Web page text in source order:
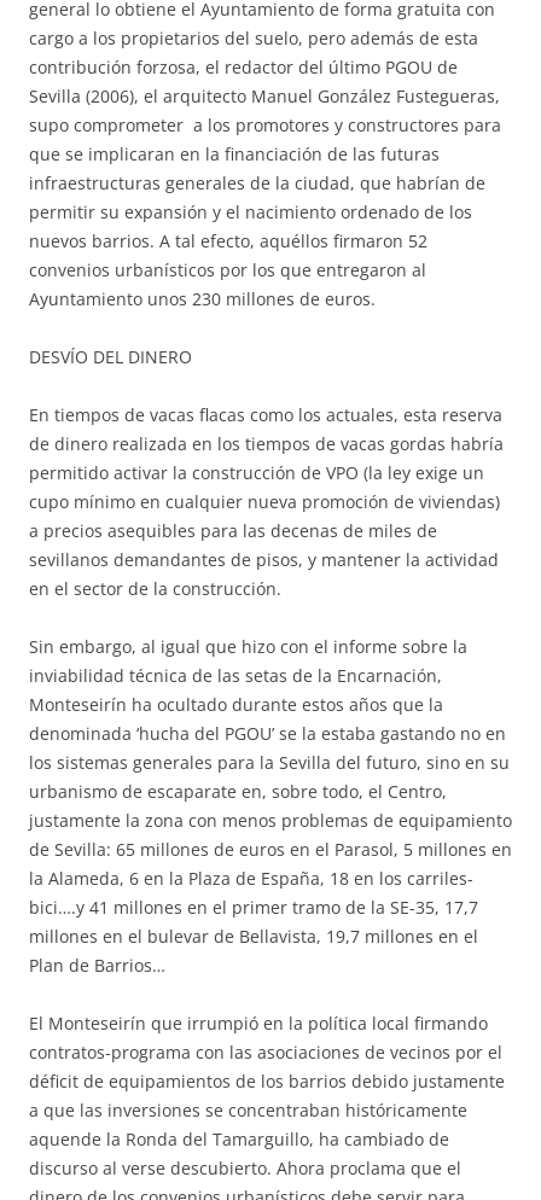
general lo obtiene el Ayuntamiento de forma gratuita con
cargo a los propietarios del suelo, pero además de esta
contribución forzosa, el redactor del último PGOU de
Sevilla (2006), el arquitecto Manuel González Fustegueras,
supo comprometer a los promotores y constructores para
que se implicaran en la financiación de las futuras
infraestructuras generales de la ciudad, que habrían de
permitir su expansión y el nacimiento ordenado de los
nuevos barrios. A tal efecto, aquéllos firmaron 52
convenios urbanísticos por los que entregaron al
Ayuntamiento unos 230 millones de euros.
DESVÍO DEL DINERO
En tiempos de vacas flacas como los actuales, esta reserva
de dinero realizada en los tiempos de vacas gordas habría
permitido activar la construcción de VPO (la ley exige un
cupo mínimo en cualquier nueva promoción de viviendas)
a precios asequibles para las decenas de miles de
sevillanos demandantes de pisos, y mantener la actividad
en el sector de la construcción.
Sin embargo, al igual que hizo con el informe sobre la
inviabilidad técnica de las setas de la Encarnación,
Monteseirín ha ocultado durante estos años que la
denominada ‘hucha del PGOU’ se la estaba gastando no en
los sistemas generales para la Sevilla del futuro, sino en su
urbanismo de escaparate en, sobre todo, el Centro,
justamente la zona con menos problemas de equipamiento
de Sevilla: 65 millones de euros en el Parasol, 5 millones en
la Alameda, 6 en la Plaza de España, 18 en los carriles-
bici….y 41 millones en el primer tramo de la SE-35, 17,7
millones en el bulevar de Bellavista, 19,7 millones en el
Plan de Barrios…
El Monteseirín que irrumpió en la política local firmando
contratos-programa con las asociaciones de vecinos por el
déficit de equipamientos de los barrios debido justamente
a que las inversiones se concentraban históricamente
aquende la Ronda del Tamarguillo, ha cambiado de
discurso al verse descubierto. Ahora proclama que el